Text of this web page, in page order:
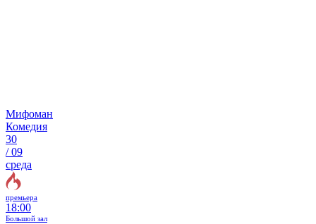
Мифоман
Комедия
30
/09
среда
премьера
18:00
Большой зал